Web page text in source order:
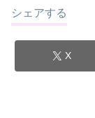
シェアする
X